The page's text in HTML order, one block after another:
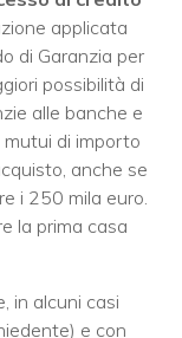
applicata
di Garanzia per
possibilità di
alle banche e
di importo
anche se
i 250 mila euro.
la prima casa
in alcuni casi
e con